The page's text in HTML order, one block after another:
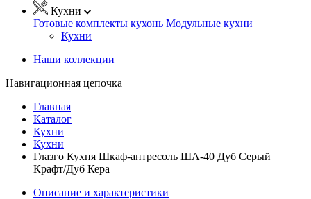
Кухни
Готовые комплекты кухонь Модульные кухни
Кухни
Наши коллекции
Навигационная цепочка
Главная
Каталог
Кухни
Кухни
Глазго Кухня Шкаф-антресоль ША-40 Дуб Серый
Крафт/Дуб Кера
Описание и характеристики